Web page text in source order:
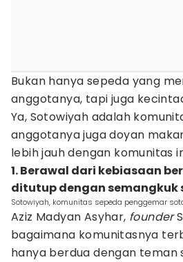
Bukan hanya sepeda yang
anggotanya, tapi juga
Ya, Sotowiyah adalah
anggotanya juga doyan
lebih jauh dengan komunitas
1. Berawal dari kebiasaan
ditutup dengan semangkuk
Sotowiyah, komunitas sepeda penggemar
Aziz Madyan Asyhar, founder
bagaimana komunitasnya
hanya berdua dengan teman